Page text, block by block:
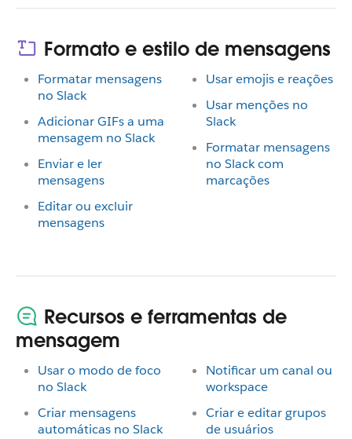
Formato e estilo de mensagens
Formatar mensagens
no Slack
Adicionar GIFs a uma
mensagem no Slack
Enviar e ler
mensagens
Editar ou excluir
mensagens
Usar emojis e reações
Usar menções no
Slack
Formatar mensagens
no Slack com
marcações
Recursos e ferramentas de
mensagem
Usar o modo de foco
no Slack
Criar mensagens
automáticas no Slack
Notificar um canal ou
workspace
Criar e editar grupos
de usuários